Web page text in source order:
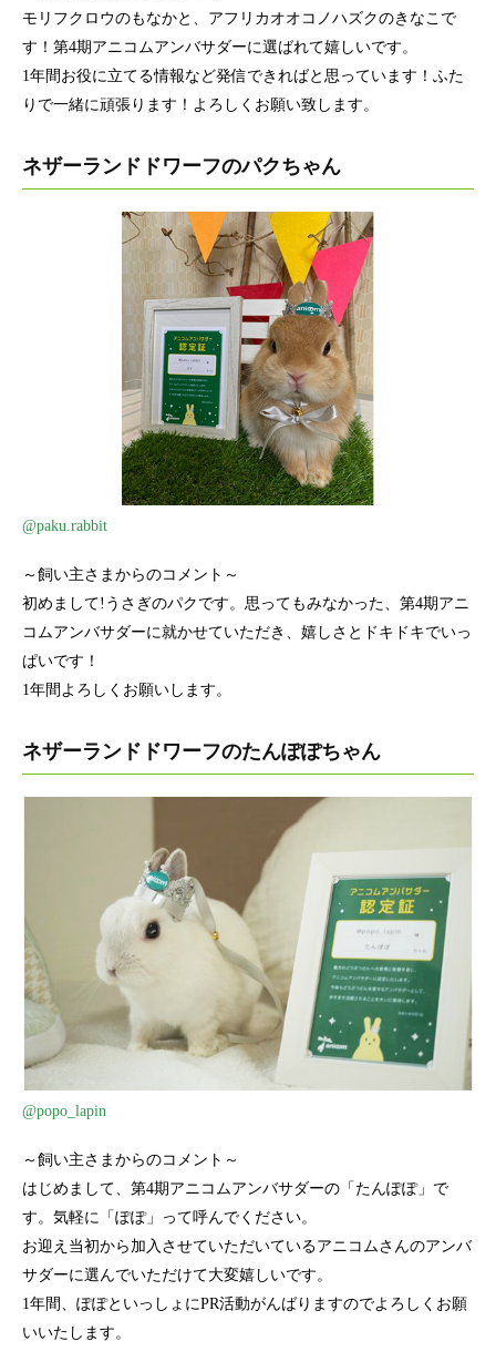
モリフクロウのもなかと、アフリカオオコノハズクのきなこで
す！第4期アニコムアンバサダーに選ばれて嬉しいです。
1年間お役に立てる情報など発信できればと思っています！ふた
りで一緒に頑張ります！よろしくお願い致します。
ネザーランドドワーフのパクちゃん
@paku.rabbit
～飼い主さまからのコメント～
初めまして!うさぎのパクです。思ってもみなかった、第4期アニ
コムアンバサダーに就かせていただき、嬉しさとドキドキでいっ
ぱいです！
1年間よろしくお願いします。
ネザーランドドワーフのたんぽぽちゃん
@popo_lapin
～飼い主さまからのコメント～
はじめまして、第4期アニコムアンバサダーの「たんぽぽ」で
す。気軽に「ぽぽ」って呼んでください。
お迎え当初から加入させていただいているアニコムさんのアンバ
サダーに選んでいただけて大変嬉しいです。
1年間、ぽぽといっしょにPR活動がんばりますのでよろしくお願
いいたします。